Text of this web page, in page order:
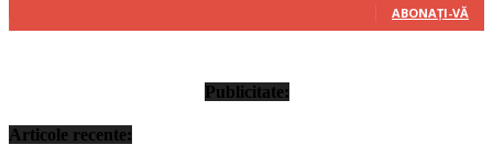
ABONAȚI-VĂ
Publicitate:
Articole recente: